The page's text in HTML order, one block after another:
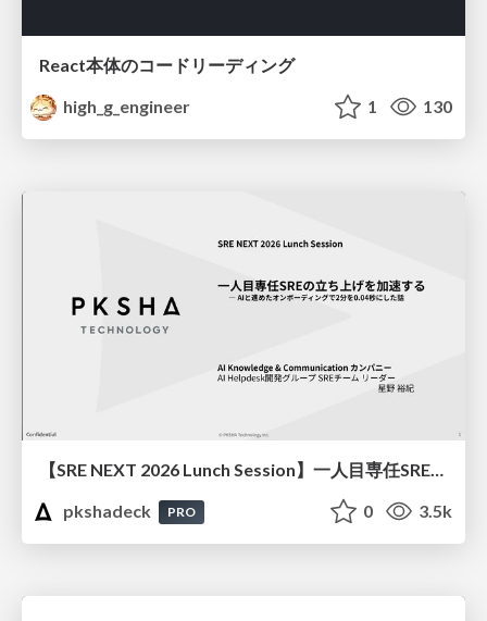
React本体のコードリーディング
high_g_engineer
1 130
【SRE NEXT 2026 Lunch Session】一人目専任SREの立ち上げを加速する ― AIと進めたオンボーディングで2分を0.04秒にした話
pkshadeck
PRO 0 3.5k